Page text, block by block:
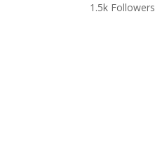
1.5k Followers